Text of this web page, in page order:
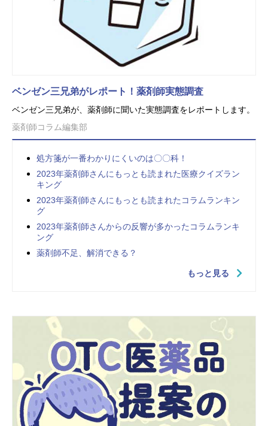
ベンゼン三兄弟がレポート！薬剤師実態調査
ベンゼン三兄弟が、薬剤師に聞いた実態調査をレポートします。
薬剤師コラム編集部
処方箋が一番わかりにくいのは〇〇科！
2023年薬剤師さんにもっとも読まれた医療クイズラン
キング
2023年薬剤師さんにもっとも読まれたコラムランキン
グ
2023年薬剤師さんからの反響が多かったコラムランキ
ング
薬剤師不足、解消できる？
もっと見る